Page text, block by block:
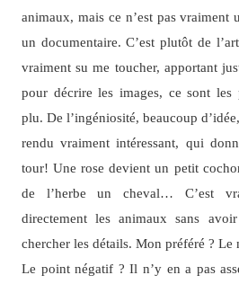
animaux, mais ce n’est pas vraiment
un documentaire. C’est plutôt de
vraiment su me toucher, apportant
pour décrire les images, ce sont les
plu. De l’ingéniosité, beaucoup
rendu vraiment intéressant, qui
tour! Une rose devient un petit
de l’herbe un cheval… C’est
directement les animaux sans
chercher les détails. Mon préféré ?
Le point négatif ? Il n’y en a pas